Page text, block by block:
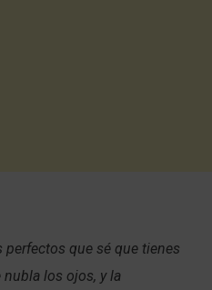
perfectos que sé que tienes
los ojos, y la